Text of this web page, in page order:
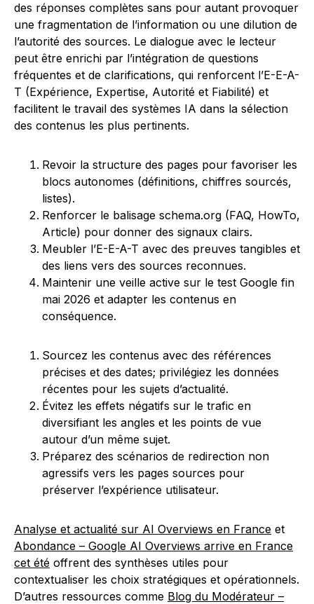
des réponses complètes sans pour autant provoquer
une fragmentation de l’information ou une dilution de
l’autorité des sources. Le dialogue avec le lecteur
peut être enrichi par l’intégration de questions
fréquentes et de clarifications, qui renforcent l’E-E-A-
T (Expérience, Expertise, Autorité et Fiabilité) et
facilitent le travail des systèmes IA dans la sélection
des contenus les plus pertinents.
Revoir la structure des pages pour favoriser les
blocs autonomes (définitions, chiffres sourcés,
listes).
Renforcer le balisage schema.org (FAQ, HowTo,
Article) pour donner des signaux clairs.
Meubler l’E-E-A-T avec des preuves tangibles et
des liens vers des sources reconnues.
Maintenir une veille active sur le test Google fin
mai 2026 et adapter les contenus en
conséquence.
Sourcez les contenus avec des références
précises et des dates; privilégiez les données
récentes pour les sujets d’actualité.
Évitez les effets négatifs sur le trafic en
diversifiant les angles et les points de vue
autour d’un même sujet.
Préparez des scénarios de redirection non
agressifs vers les pages sources pour
préserver l’expérience utilisateur.
Analyse et actualité sur AI Overviews en France et
Abondance – Google AI Overviews arrive en France
cet été offrent des synthèses utiles pour
contextualiser les choix stratégiques et opérationnels.
D’autres ressources comme Blog du Modérateur –